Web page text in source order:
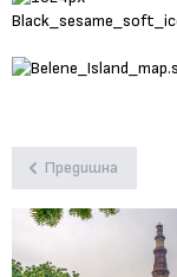
Предишна